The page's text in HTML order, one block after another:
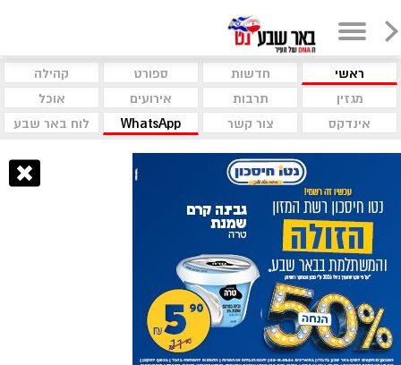
ראשי חדשות ספורט
קהילה
מגזין
תרבות אירועים
אוכל
אינדקס
צור קשר WhatsApp לוח באר שבע